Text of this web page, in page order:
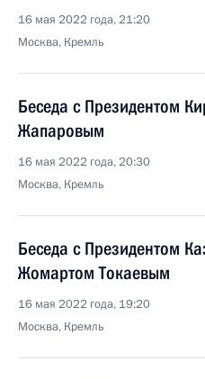
16 мая 2022 года, 21:20
Москва, Кремль
Беседа с Президентом
Жапаровым
16 мая 2022 года, 20:30
Москва, Кремль
Беседа с Президентом
Жомартом Токаевым
16 мая 2022 года, 19:20
Москва, Кремль